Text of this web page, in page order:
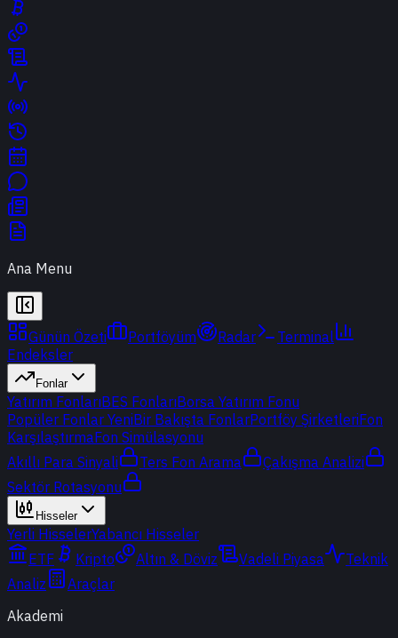
Ana Menu
Günün Özeti Portföyüm Radar
Terminal
Endeksler
Fonlar
Yatırım FonlarıBES FonlarıBorsa Yatırım Fonu
Popüler Fonlar YeniBir Bakışta FonlarPortföy ŞirketleriFon
KarşılaştırmaFon Simülasyonu
Akıllı Para Sinyali
Ters Fon Arama
Çakışma Analizi
Sektör Rotasyonu
Hisseler
Yerli HisselerYabancı Hisseler
ETF
Kripto Altın & Döviz Vadeli Piyasa
Teknik
Analiz
Araçlar
Akademi